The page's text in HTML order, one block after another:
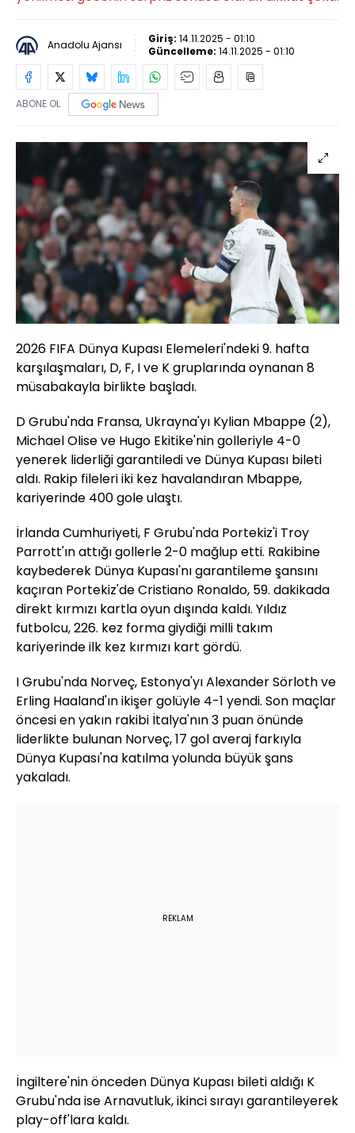
Anadolu Ajansı Giriş: 14.11.2025 - 01:10
Güncelleme: 14.11.2025 - 01:10
ABONE OL
2026 FIFA Dünya Kupası Elemeleri'ndeki 9. hafta
karşılaşmaları, D, F, I ve K gruplarında oynanan 8
müsabakayla birlikte başladı.
D Grubu'nda Fransa, Ukrayna'yı Kylian Mbappe (2),
Michael Olise ve Hugo Ekitike'nin golleriyle 4-0
yenerek liderliği garantiledi ve Dünya Kupası bileti
aldı. Rakip fileleri iki kez havalandıran Mbappe,
kariyerinde 400 gole ulaştı.
İrlanda Cumhuriyeti, F Grubu'nda Portekiz'i Troy
Parrott'ın attığı gollerle 2-0 mağlup etti. Rakibine
kaybederek Dünya Kupası'nı garantileme şansını
kaçıran Portekiz'de Cristiano Ronaldo, 59. dakikada
direkt kırmızı kartla oyun dışında kaldı. Yıldız
futbolcu, 226. kez forma giydiği milli takım
kariyerinde ilk kez kırmızı kart gördü.
I Grubu'nda Norveç, Estonya'yı Alexander Sörloth ve
Erling Haaland'ın ikişer golüyle 4-1 yendi. Son maçlar
öncesi en yakın rakibi İtalya'nın 3 puan önünde
liderlikte bulunan Norveç, 17 gol averaj farkıyla
Dünya Kupası'na katılma yolunda büyük şans
yakaladı.
REKLAM
İngiltere'nin önceden Dünya Kupası bileti aldığı K
Grubu'nda ise Arnavutluk, ikinci sırayı garantileyerek
play-off'lara kaldı.